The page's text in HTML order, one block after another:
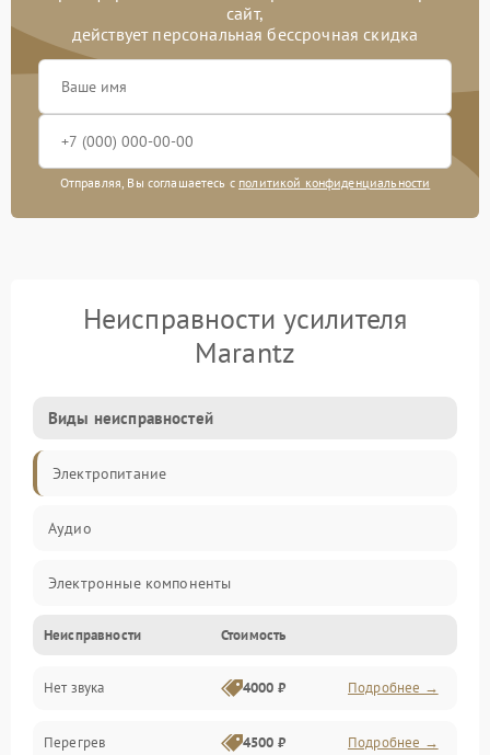
сайт,
действует персональная бессрочная скидка
Отправляя, Вы соглашаетесь с политикой конфиденциальности
Неисправности усилителя
Marantz
Виды неисправностей
Электропитание
Аудио
Электронные компоненты
Управление
Корпус/Герметичность
Неисправности Стоимость
Нет звука 4000 ₽ Подробнее →
Перегрев 4500 ₽ Подробнее →